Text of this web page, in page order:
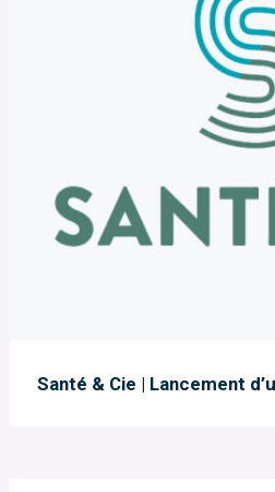
Santé & Cie | Lancement